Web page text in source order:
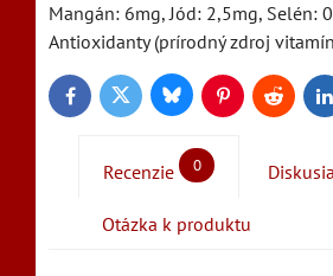
Mangán: 6mg, Jód: 2,5mg, Selén:
Antioxidanty (prírodný zdroj
FacebookTwitter BlueskyPinterestReddit
Recenzie 0 Diskusia
Otázka k produktu